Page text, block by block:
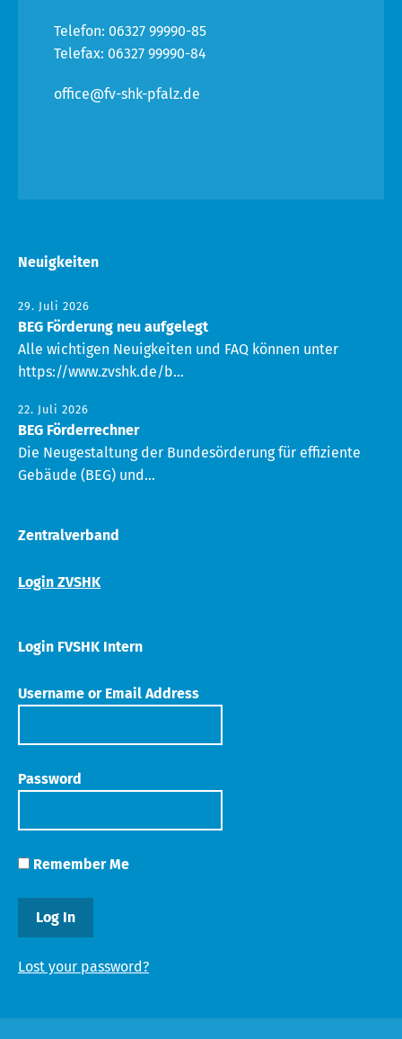
Telefon: 06327 99990-85
Telefax: 06327 99990-84
office@fv-shk-pfalz.de
Neuigkeiten
29. Juli 2026
BEG Förderung neu aufgelegt
Alle wichtigen Neuigkeiten und FAQ können unter
https://www.zvshk.de/b...
22. Juli 2026
BEG Förderrechner
Die Neugestaltung der Bundesörderung für effiziente
Gebäude (BEG) und...
Zentralverband
Login ZVSHK
Login FVSHK Intern
Username or Email Address
Password
Remember Me
Lost your password?